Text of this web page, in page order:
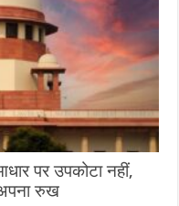
पर उपकोटा नहीं,
रुख